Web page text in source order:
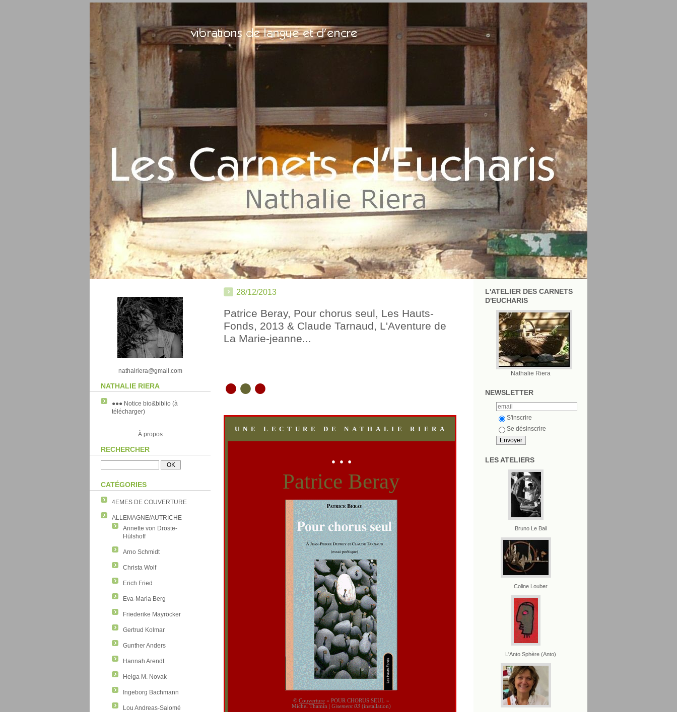
nathalriera@gmail.com
NATHALIE RIERA
●●● Notice bio&biblio (à
télécharger)
À propos
RECHERCHER
CATÉGORIES
4EMES DE COUVERTURE
ALLEMAGNE/AUTRICHE
Annette von Droste-
Hülshoff
Arno Schmidt
Christa Wolf
Erich Fried
Eva-Maria Berg
Friederike Mayröcker
Gertrud Kolmar
Gunther Anders
Hannah Arendt
Helga M. Novak
Ingeborg Bachmann
Lou Andreas-Salomé
L'ATELIER DES CARNETS
D'EUCHARIS
Nathalie Riera
NEWSLETTER
S'inscrire
Se désinscrire
LES ATELIERS
Bruno Le Bail
Coline Louber
L'Anto Sphère (Anto)
28/12/2013
Patrice Beray, Pour chorus seul, Les Hauts-
Fonds, 2013 & Claude Tarnaud, L'Aventure de
La Marie-jeanne...
●●●
UNE LECTURE DE NATHALIE RIERA
…
Patrice Beray
©Couverture « POUR CHORUS SEUL »
Michel Thamin |Gisement 03 (installation)